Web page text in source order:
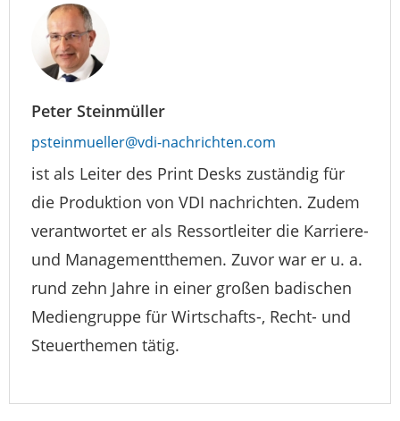
Peter Steinmüller
psteinmueller@vdi-nachrichten.com
ist als Leiter des Print Desks zuständig für
die Produktion von VDI nachrichten. Zudem
verantwortet er als Ressortleiter die Karriere-
und Managementthemen. Zuvor war er u. a.
rund zehn Jahre in einer großen badischen
Mediengruppe für Wirtschafts-, Recht- und
Steuerthemen tätig.